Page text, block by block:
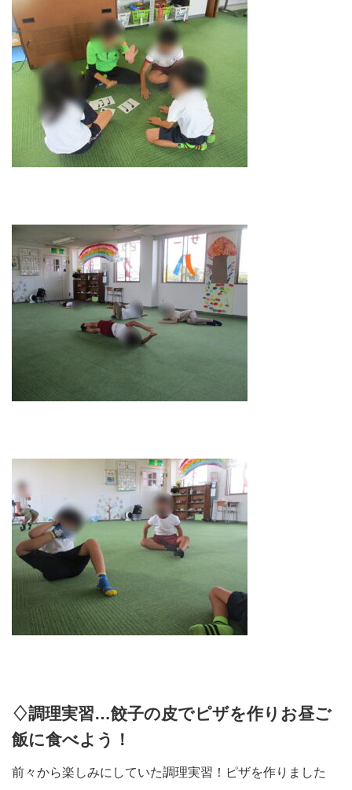
♢調理実習…餃子の皮でピザを作りお昼ご
飯に食べよう！
前々から楽しみにしていた調理実習！ピザを作りました